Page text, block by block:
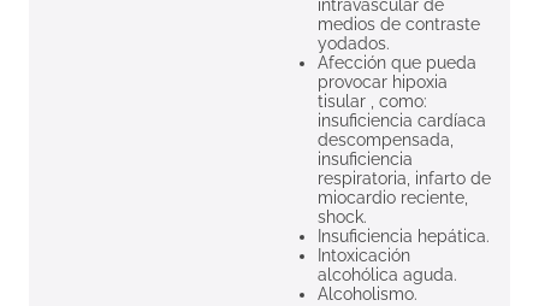
intravascular de
medios de contraste
yodados.
Afección que pueda
provocar hipoxia
tisular , como:
insuficiencia cardíaca
descompensada,
insuficiencia
respiratoria, infarto de
miocardio reciente,
shock.
Insuficiencia hepática.
Intoxicación
alcohólica aguda.
Alcoholismo.